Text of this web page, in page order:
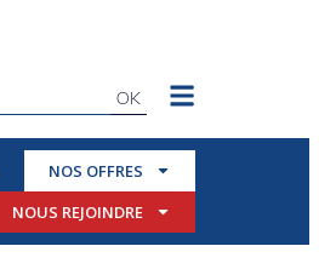
OK
NOS OFFRES
NOUS REJOINDRE